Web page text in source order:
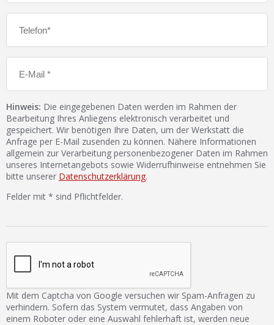
Hinweis: Die eingegebenen Daten werden im Rahmen der
Bearbeitung Ihres Anliegens elektronisch verarbeitet und
gespeichert. Wir benötigen Ihre Daten, um der Werkstatt die
Anfrage per E-Mail zusenden zu können. Nähere Informationen
allgemein zur Verarbeitung personenbezogener Daten im Rahmen
unseres Internetangebots sowie Widerrufhinweise entnehmen Sie
bitte unserer Datenschutzerklärung.
Felder mit * sind Pflichtfelder.
Mit dem Captcha von Google versuchen wir Spam-Anfragen zu
verhindern. Sofern das System vermutet, dass Angaben von
einem Roboter oder eine Auswahl fehlerhaft ist, werden neue